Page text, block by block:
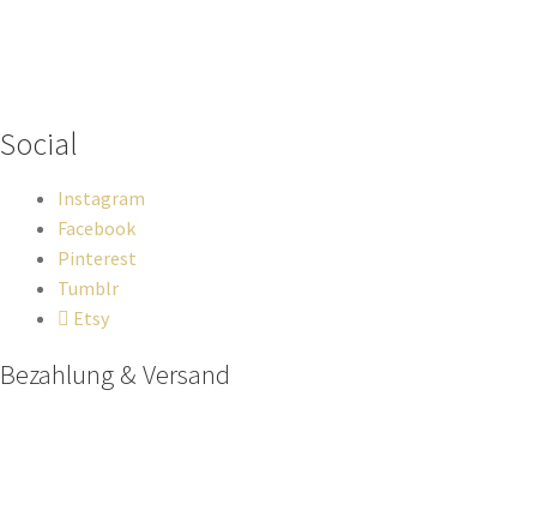
Social
Instagram
Facebook
Pinterest
Tumblr
Etsy
Bezahlung & Versand